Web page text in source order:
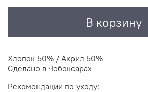
В корзину
Хлопок 50% / Акрил 50%
Сделано в Чебоксарах
Рекомендации по уходу: